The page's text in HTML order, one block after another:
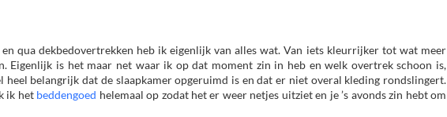
qua dekbedovertrekken heb ik eigenlijk van alles wat. Van iets kleurrijker tot wat meer
Eigenlijk is het maar net waar ik op dat moment zin in heb en welk overtrek schoon is,
heel belangrijk dat de slaapkamer opgeruimd is en dat er niet overal kleding rondslingert.
ik het beddengoed helemaal op zodat het er weer netjes uitziet en je ’s avonds zin hebt om